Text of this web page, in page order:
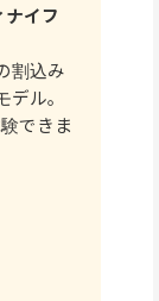
イフ
割込み
ル。
できま